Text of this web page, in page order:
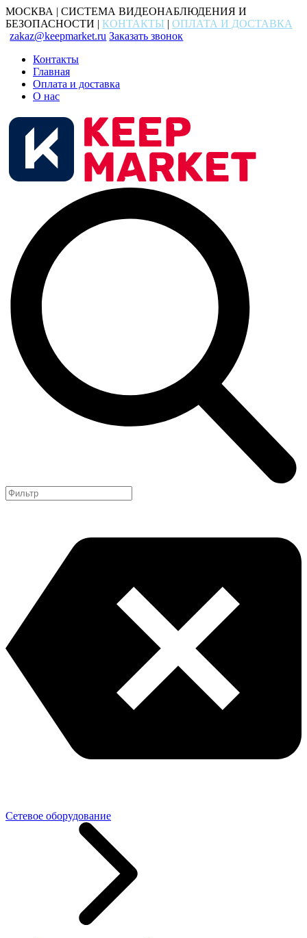
МОСКВА | СИСТЕМА ВИДЕОНАБЛЮДЕНИЯ И
БЕЗОПАСНОСТИ | КОНТАКТЫ | ОПЛАТА И ДОСТАВКА
zakaz@keepmarket.ru Заказать звонок
Контакты
Главная
Оплата и доставка
О нас
Сетевое оборудование